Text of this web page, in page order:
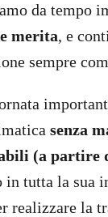
da tempo
merita, e
sempre
senza
(a partire
in tutta la sua
realizzare la